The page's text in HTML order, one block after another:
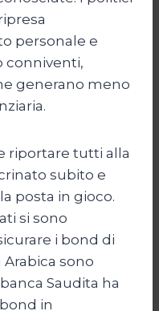
personale e
conniventi,
generano meno
riportare tutti alla
subito e
posta in gioco.
si sono
i bond di
sono
Saudita ha
in